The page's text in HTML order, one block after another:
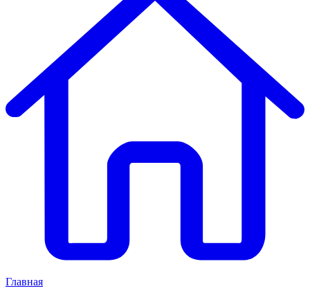
Главная